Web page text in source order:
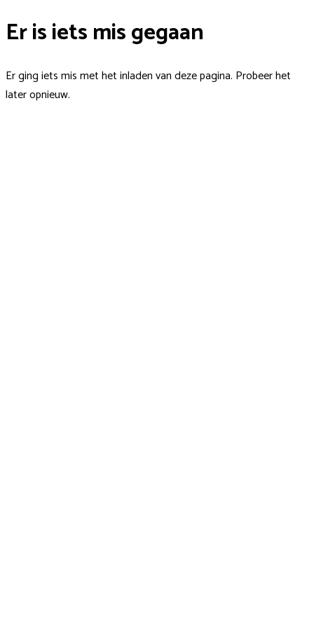
Er is iets mis gegaan
Er ging iets mis met het inladen van deze pagina. Probeer het
later opnieuw.